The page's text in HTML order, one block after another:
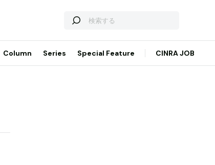
Column Series Special Feature CINRA JOB